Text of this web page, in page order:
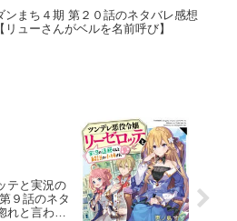
ンまち４期 第２０話のネタバレ感想
【リューさんがベルを名前呼び】
テと実況の
９話のネタ
れと言わさ